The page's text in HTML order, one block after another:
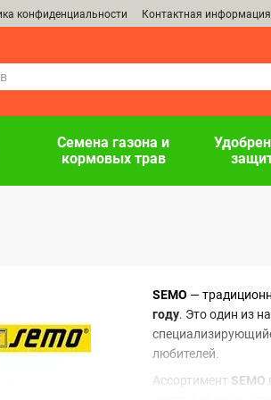
конфиденциальности Контактная информация
Семена газона и
кормовых трав
SEMO —
году. Это один из
любителей.
Ассортимент SEMO